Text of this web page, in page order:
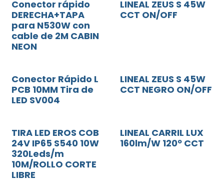
Conector rápido
DERECHA+TAPA
para N530W con
cable de 2M CABIN
NEON
LINEAL ZEUS S 45W
CCT ON/OFF
Conector Rápido L
PCB 10MM Tira de
LED SV004
LINEAL ZEUS S 45W
CCT NEGRO ON/OFF
TIRA LED EROS COB
24V IP65 S540 10W
320Leds/m
10M/ROLLO CORTE
LIBRE
LINEAL CARRIL LUX
160lm/W 120º CCT